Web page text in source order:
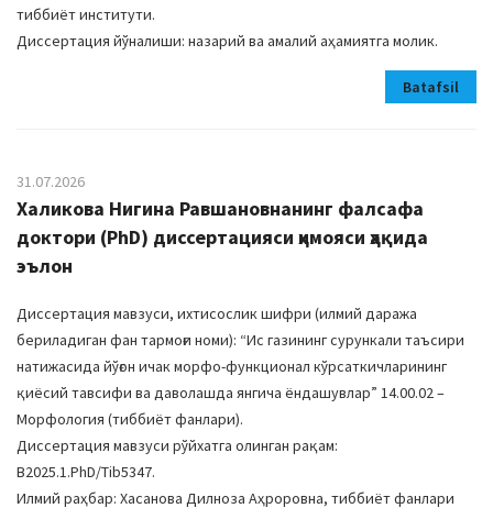
тиббиёт институти.
Диссертация йўналиши: назарий ва амалий аҳамиятга молик.
Batafsil
31.07.2026
Халикова Нигина Равшановнанинг фалсафа
доктори (PhD) диссертацияси ҳимояси ҳақида
эълон
Диссертация мавзуси, ихтисослик шифри (илмий даража
бериладиган фан тармоғи номи): “Ис газининг сурункали таъсири
натижасида йўғон ичак морфо-функционал кўрсаткичларининг
қиёсий тавсифи ва даволашда янгича ёндашувлар” 14.00.02 –
Морфология (тиббиёт фанлари).
Диссертация мавзуси рўйхатга олинган рақам:
В2025.1.PhD/Tib5347.
Илмий раҳбар: Хасанова Дилноза Аҳроровна, тиббиёт фанлари